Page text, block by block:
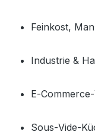
Feinkost,
Industrie &